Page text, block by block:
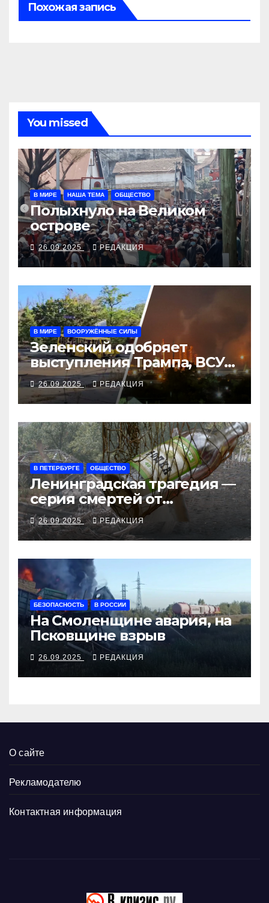
Похожая запись
You missed
В МИРЕ НАША ТЕМА ОБЩЕСТВО
Полыхнуло на Великом
острове
26.09.2025 РЕДАКЦИЯ
В МИРЕ ВООРУЖЁННЫЕ СИЛЫ
Зеленский одобряет
выступления Трампа, ВСУ
закрыли Добропольский
рубеж
26.09.2025 РЕДАКЦИЯ
В ПЕТЕРБУРГЕ ОБЩЕСТВО
Ленинградская трагедия —
серия смертей от
алкосуррогата
26.09.2025 РЕДАКЦИЯ
БЕЗОПАСНОСТЬ В РОССИИ
На Смоленщине авария, на
Псковщине взрыв
26.09.2025 РЕДАКЦИЯ
О сайте
Рекламодателю
Контактная информация